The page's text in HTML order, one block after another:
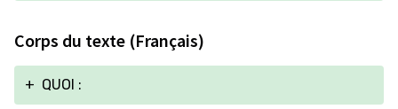
Corps du texte (Français)
+ QUOI :